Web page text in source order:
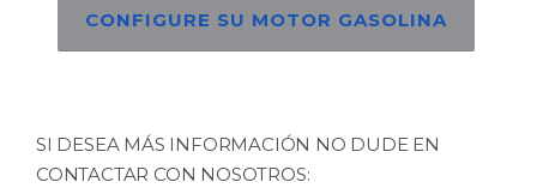
CONFIGURE SU MOTOR GASOLINA
SI DESEA MÁS INFORMACIÓN NO DUDE EN
CONTACTAR CON NOSOTROS: